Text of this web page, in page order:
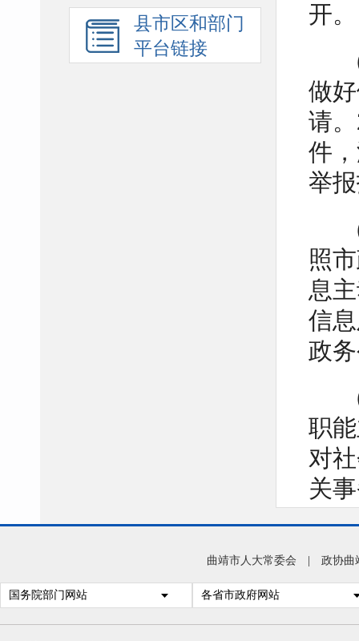
县市区和部门
平台链接
开。
做
请
件
举
照
息
信
政
职
对
关
端”
市
道。
曲靖市人大常委会 政协曲
国务院部门网站 各省市政府网站